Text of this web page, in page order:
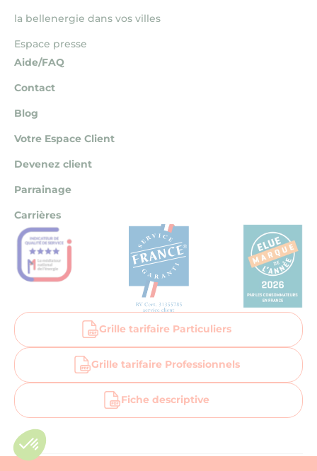
la bellenergie dans vos villes
Espace presse
Aide/FAQ
Contact
Blog
Votre Espace Client
Devenez client
Parrainage
Carrières
Grille tarifaire Particuliers
Grille tarifaire Professionnels
Fiche descriptive
Aller sur la page facebook la bellenergie